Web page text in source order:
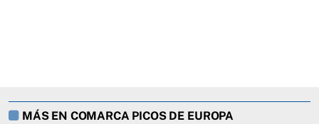
MÁS EN COMARCA PICOS DE EUROPA